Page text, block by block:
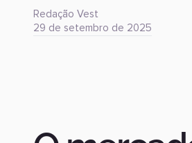
Redação Vest
29 de setembro de 2025